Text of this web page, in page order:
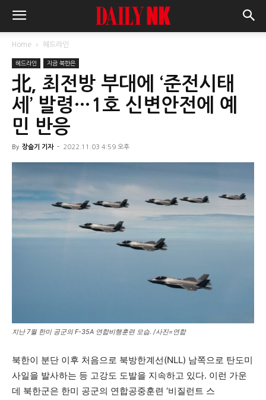
Home 헤드라인
헤드라인 지금 북한은
北, 최전방 부대에 ‘준전시태
세’ 발령…1호 신변안전에 예
민 반응
By 장슬기 기자 - 2022.11.03 4:59 오후
지난 7월 한미 공군의 F-35A 연합비행훈련 모습. /사진=연합
북한이 분단 이후 처음으로 북방한계선(NLL) 남쪽으로 탄도미
사일을 발사하는 등 고강도 도발을 지속하고 있다. 이런 가운
데 북한군은 한미 공군의 연합공중훈련 ‘비질런트 스